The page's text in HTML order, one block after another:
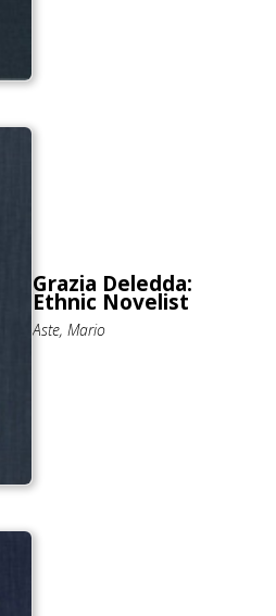
Grazia Deledda:
Ethnic Novelist
Aste, Mario